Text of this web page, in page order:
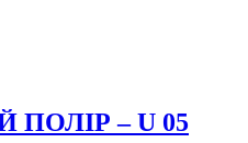
– U 05